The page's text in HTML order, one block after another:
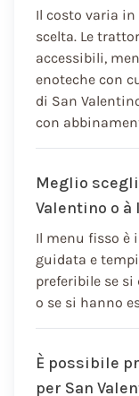
Il costo varia
scelta. Le
accessibili,
enoteche con
di San
con
Meglio
Valentino o à
Il menu fisso è
guidata e
preferibile se
o se si hanno
È possibile
per San